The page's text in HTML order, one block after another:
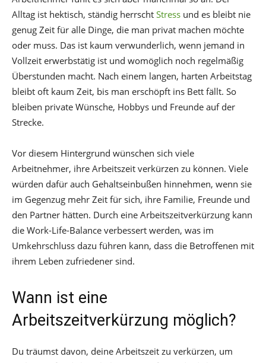
Alltag ist hektisch, ständig herrscht Stress und es bleibt nie
genug Zeit für alle Dinge, die man privat machen möchte
oder muss. Das ist kaum verwunderlich, wenn jemand in
Vollzeit erwerbstätig ist und womöglich noch regelmäßig
Überstunden macht. Nach einem langen, harten Arbeitstag
bleibt oft kaum Zeit, bis man erschöpft ins Bett fällt. So
bleiben private Wünsche, Hobbys und Freunde auf der
Strecke.
Vor diesem Hintergrund wünschen sich viele
Arbeitnehmer, ihre Arbeitszeit verkürzen zu können. Viele
würden dafür auch Gehaltseinbußen hinnehmen, wenn sie
im Gegenzug mehr Zeit für sich, ihre Familie, Freunde und
den Partner hätten. Durch eine Arbeitszeitverkürzung kann
die Work-Life-Balance verbessert werden, was im
Umkehrschluss dazu führen kann, dass die Betroffenen mit
ihrem Leben zufriedener sind.
Wann ist eine
Arbeitszeitverkürzung möglich?
Du träumst davon, deine Arbeitszeit zu verkürzen, um